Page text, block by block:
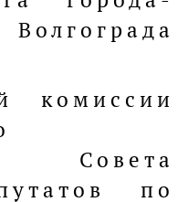
комиссии
Совета
по